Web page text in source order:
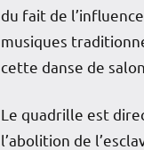
du fait de
musiques
cette danse de
Le quadrille est
l’abolition de